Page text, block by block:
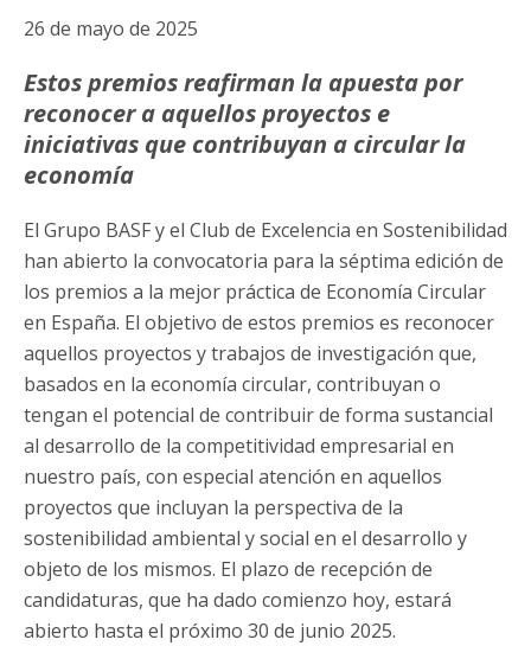
26 de mayo de 2025
Estos premios reafirman la apuesta por
reconocer a aquellos proyectos e
iniciativas que contribuyan a circular la
economía
El Grupo BASF y el Club de Excelencia en Sostenibilidad
han abierto la convocatoria para la séptima edición de
los premios a la mejor práctica de Economía Circular
en España. El objetivo de estos premios es reconocer
aquellos proyectos y trabajos de investigación que,
basados en la economía circular, contribuyan o
tengan el potencial de contribuir de forma sustancial
al desarrollo de la competitividad empresarial en
nuestro país, con especial atención en aquellos
proyectos que incluyan la perspectiva de la
sostenibilidad ambiental y social en el desarrollo y
objeto de los mismos. El plazo de recepción de
candidaturas, que ha dado comienzo hoy, estará
abierto hasta el próximo 30 de junio 2025.